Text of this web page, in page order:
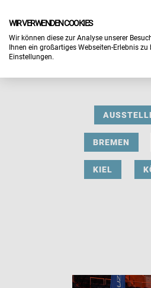
BREMEN
KIEL
WIR VERWENDEN COOKIES
Wir können diese zur Analyse unserer
Ihnen ein großartiges Webseiten-Erlebnis
Einstellungen.